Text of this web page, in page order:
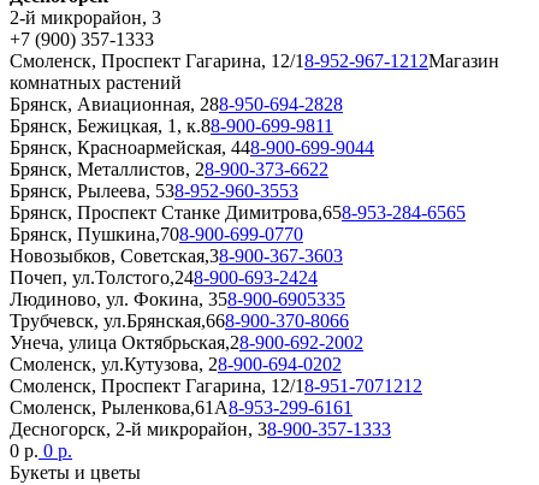
2-й микрорайон, 3
+7 (900) 357-1333
Смоленск, Проспект Гагарина, 12/18-952-967-1212Магазин
комнатных растений
Брянск, Авиационная, 288-950-694-2828
Брянск, Бежицкая, 1, к.88-900-699-9811
Брянск, Красноармейская, 448-900-699-9044
Брянск, Металлистов, 28-900-373-6622
Брянск, Рылеева, 538-952-960-3553
Брянск, Проспект Станке Димитрова,658-953-284-6565
Брянск, Пушкина,708-900-699-0770
Новозыбков, Советская,38-900-367-3603
Почеп, ул.Толстого,248-900-693-2424
Людиново, ул. Фокина, 358-900-6905335
Трубчевск, ул.Брянская,668-900-370-8066
Унеча, улица Октябрьская,28-900-692-2002
Смоленск, ул.Кутузова, 28-900-694-0202
Смоленск, Проспект Гагарина, 12/18-951-7071212
Смоленск, Рыленкова,61А8-953-299-6161
Десногорск, 2-й микрорайон, 38-900-357-1333
0 р. 0 р.
Букеты и цветы